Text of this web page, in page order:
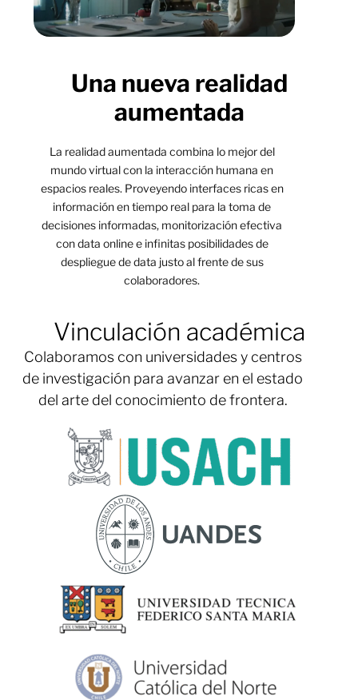
Una nueva realidad
aumentada
La realidad aumentada combina lo mejor del
mundo virtual con la interacción humana en
espacios reales. Proveyendo interfaces ricas en
información en tiempo real para la toma de
decisiones informadas, monitorización efectiva
con data online e infinitas posibilidades de
despliegue de data justo al frente de sus
colaboradores.
Vinculación académica
Colaboramos con universidades y centros
de investigación para avanzar en el estado
del arte del conocimiento de frontera.